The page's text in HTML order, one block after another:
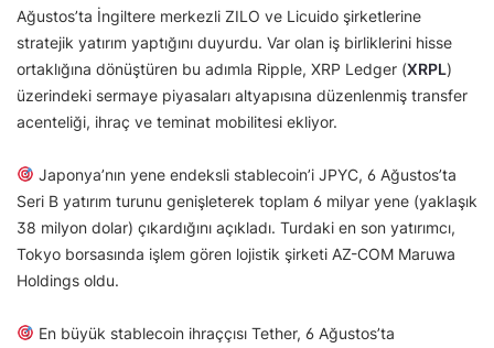
Ağustos’ta İngiltere merkezli ZILO ve Licuido şirketlerine
stratejik yatırım yaptığını duyurdu. Var olan iş birliklerini hisse
ortaklığına dönüştüren bu adımla Ripple, XRP Ledger (XRPL)
üzerindeki sermaye piyasaları altyapısına düzenlenmiş transfer
acenteliği, ihraç ve teminat mobilitesi ekliyor.
Japonya’nın yene endeksli stablecoin’i JPYC, 6 Ağustos’ta
Seri B yatırım turunu genişleterek toplam 6 milyar yene (yaklaşık
38 milyon dolar) çıkardığını açıkladı. Turdaki en son yatırımcı,
Tokyo borsasında işlem gören lojistik şirketi AZ-COM Maruwa
Holdings oldu.
En büyük stablecoin ihraççısı Tether, 6 Ağustos’ta